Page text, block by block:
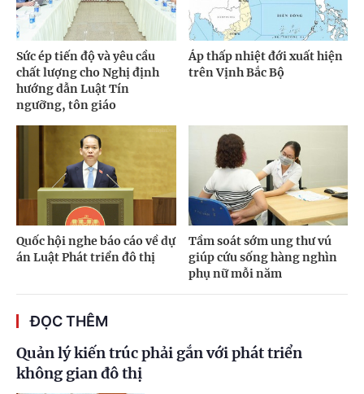
Sức ép tiến độ và yêu cầu
chất lượng cho Nghị định
hướng dẫn Luật Tín
ngưỡng, tôn giáo
Áp thấp nhiệt đới xuất hiện
trên Vịnh Bắc Bộ
Quốc hội nghe báo cáo về dự
án Luật Phát triển đô thị
Tầm soát sớm ung thư vú
giúp cứu sống hàng nghìn
phụ nữ mỗi năm
ĐỌC THÊM
Quản lý kiến trúc phải gắn với phát triển
không gian đô thị